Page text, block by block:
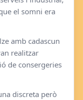
el somni era
amb cadascun
realitzar
de consergeries
discreta però